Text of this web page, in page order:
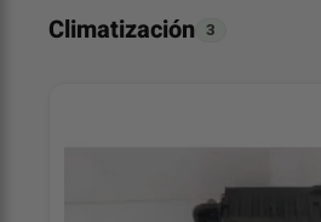
Climatización 3